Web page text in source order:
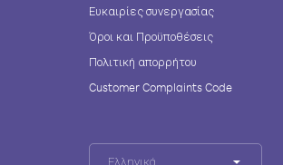
Ευκαιρίες συνεργασίας
Όροι και Προϋποθέσεις
Πολιτική απορρήτου
Customer Complaints Code
Ελληνικά